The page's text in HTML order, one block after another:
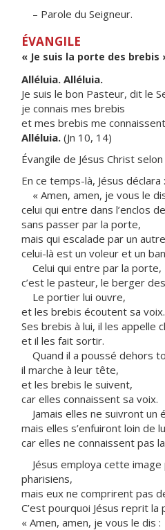
– Parole du Seigneur.
ÉVANGILE
« Je suis la porte des brebis
Alléluia. Alléluia.
Je suis le bon Pasteur, dit le
je connais mes brebis
et mes brebis me
Alléluia. (Jn 10, 14)
Évangile de Jésus Christ selon
En ce temps-là, Jésus déclara :
« Amen, amen, je vous le
celui qui entre dans l’enclos
sans passer par la porte,
mais qui escalade par un
celui-là est un voleur et un
Celui qui entre par la porte,
c’est le pasteur, le berger
Le portier lui ouvre,
et les brebis écoutent sa voix.
Ses brebis à lui, il les appelle
et il les fait sortir.
Quand il a poussé dehors
il marche à leur tête,
et les brebis le suivent,
car elles connaissent sa voix.
Jamais elles ne suivront un
mais elles s’enfuiront loin de
car elles ne connaissent pas
Jésus employa cette image
pharisiens,
mais eux ne comprirent pas
C’est pourquoi Jésus reprit la
« Amen, amen, je vous le dis :